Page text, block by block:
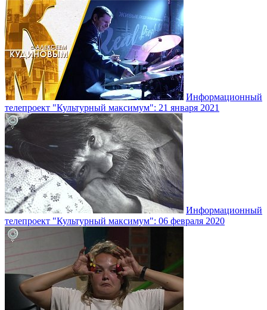
Информационный
телепроект "Культурный максимум": 21 января 2021
Информационный
телепроект "Культурный максимум": 06 февраля 2020